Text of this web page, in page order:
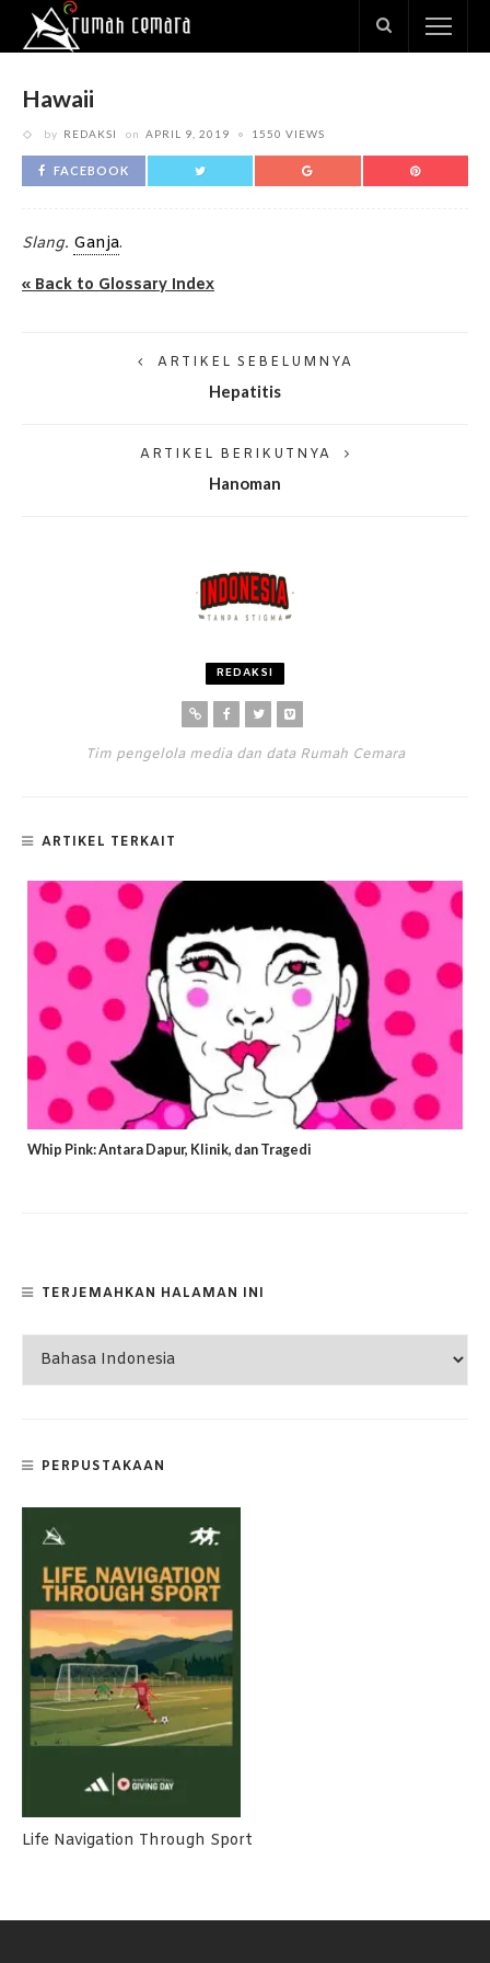
Hawaii
by REDAKSI on APRIL 9, 2019 1550 VIEWS
FACEBOOK
Slang. Ganja.
« Back to Glossary Index
ARTIKEL SEBELUMNYA
Hepatitis
ARTIKEL BERIKUTNYA
Hanoman
REDAKSI
Tim pengelola media dan data Rumah Cemara
ARTIKEL TERKAIT
Whip Pink: Antara Dapur, Klinik, dan Tragedi
TERJEMAHKAN HALAMAN INI
PERPUSTAKAAN
Life Navigation Through Sport